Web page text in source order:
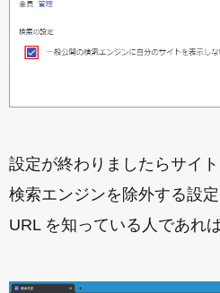
設定が終わりましたらサイ
検索エンジンを除外する設
URL を知っている人であれ